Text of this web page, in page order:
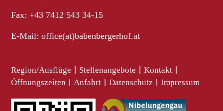
Fax: +43 7412 543 34-15
E-Mail:office(at)babenbergerhof.at
Region/Ausflüge Stellenangebote Kontakt
Öffnungszeiten Anfahrt Datenschutz Impressum